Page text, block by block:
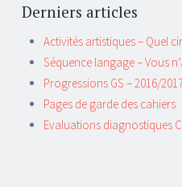
Derniers articles
Activités artistiques – Quel
Séquence langage – Vous
Progressions GS – 2016/
Pages de garde des cahiers
Evaluations diagnostiques